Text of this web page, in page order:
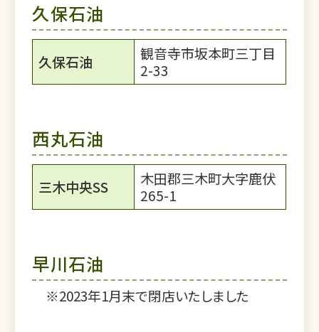
久保石油
久保石油
観音寺市坂本町三丁目
2-33
西丸石油
三木中央SS
木田郡三木町大字鹿伏
265-1
早川石油
※2023年1月末で閉店いたしました